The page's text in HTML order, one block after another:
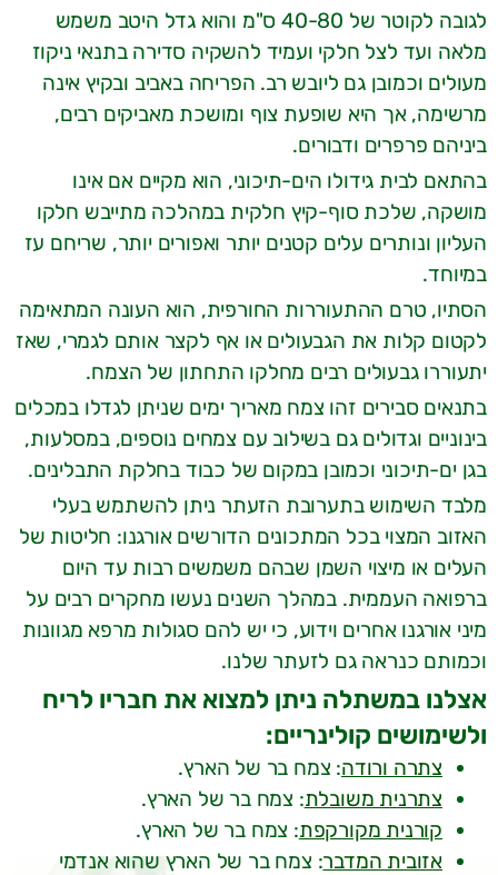
לגובה לקוטר של 40-80 ס"מ והוא גדל היטב משמש
מלאה ועד לצל חלקי ועמיד להשקיה סדירה בתנאי ניקוז
מעולים וכמובן גם ליובש רב. הפריחה באביב ובקיץ אינה
מרשימה, אך היא שופעת צוף ומושכת מאביקים רבים,
ביניהם פרפרים ודבורים.
בהתאם לבית גידולו הים-תיכוני, הוא מקיים אם אינו
מושקה, שלכת סוף-קיץ חלקית במהלכה מתייבש חלקו
העליון ונותרים עלים קטנים יותר ואפורים יותר, שריחם עז
במיוחד.
הסתיו, טרם ההתעוררות החורפית, הוא העונה המתאימה
לקטום קלות את הגבעולים או אף לקצר אותם לגמרי, שאז
יתעוררו גבעולים רבים מחלקו התחתון של הצמח.
בתנאים סבירים זהו צמח מאריך ימים שניתן לגדלו במכלים
בינוניים וגדולים גם בשילוב עם צמחים נוספים, במסלעות,
בגן ים-תיכוני וכמובן במקום של כבוד בחלקת התבלינים.
מלבד השימוש בתערובת הזעתר ניתן להשתמש בעלי
האזוב המצוי בכל המתכונים הדורשים אורגנו: חליטות של
העלים או מיצוי השמן שבהם משמשים רבות עד היום
ברפואה העממית. במהלך השנים נעשו מחקרים רבים על
מיני אורגנו אחרים וידוע, כי יש להם סגולות מרפא מגוונות
וכמותם כנראה גם לזעתר שלנו.
אצלנו במשתלה ניתן למצוא את חבריו לריח
ולשימושים קולינריים:
צתרה ורודה: צמח בר של הארץ.
צתרנית משובלת: צמח בר של הארץ.
קורנית מקורקפת: צמח בר של הארץ.
אזובית המדבר: צמח בר של הארץ שהוא אנדמי